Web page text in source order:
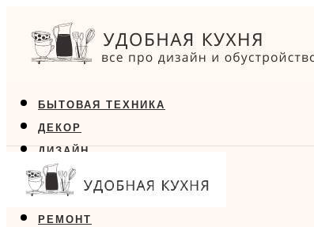
БЫТОВАЯ ТЕХНИКА
ДЕКОР
ДИЗАЙН
ЕДА
МЕБЕЛЬ
РЕМОНТ